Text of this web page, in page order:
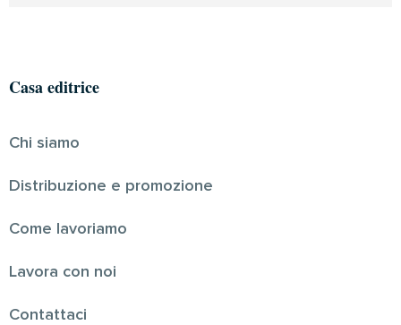
Casa editrice
Chi siamo
Distribuzione e promozione
Come lavoriamo
Lavora con noi
Contattaci